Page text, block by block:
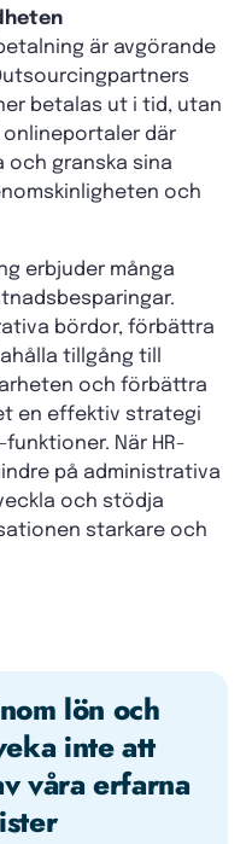
är avgörande
betalas ut i tid, utan
onlineportaler där
och granska sina
och
erbjuder många
bördor, förbättra
tillgång till
och förbättra
en effektiv strategi
När HR-
på administrativa
och stödja
starkare och
lön och
inte att
våra erfarna